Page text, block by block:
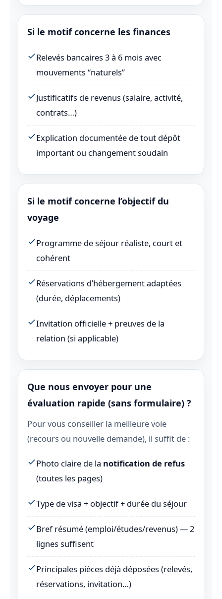
Si le motif concerne les finances
Relevés bancaires 3 à 6 mois avec
mouvements “naturels”
Justificatifs de revenus (salaire, activité,
contrats…)
Explication documentée de tout dépôt
important ou changement soudain
Si le motif concerne l’objectif du
voyage
Programme de séjour réaliste, court et
cohérent
Réservations d’hébergement adaptées
(durée, déplacements)
Invitation officielle + preuves de la
relation (si applicable)
Que nous envoyer pour une
évaluation rapide (sans formulaire) ?
Pour vous conseiller la meilleure voie
(recours ou nouvelle demande), il suffit de :
Photo claire de la notification de refus
(toutes les pages)
Type de visa + objectif + durée du séjour
Bref résumé (emploi/études/revenus) — 2
lignes suffisent
Principales pièces déjà déposées (relevés,
réservations, invitation…)